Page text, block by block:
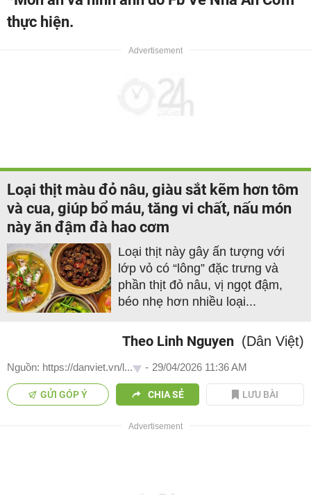
thực hiện.
Loại thịt màu đỏ nâu, giàu sắt kẽm hơn tôm
và cua, giúp bổ máu, tăng vi chất, nấu món
này ăn đậm đà hao cơm
Loại thịt này gây ấn tượng với
lớp vỏ có “lông” đặc trưng và
phần thịt đỏ nâu, vị ngọt đậm,
béo nhẹ hơn nhiều loại...
Theo Linh Nguyen (Dân Việt)
Nguồn: https://danviet.vn/l... - 29/04/2026 11:36 AM
GỬI GÓP Ý CHIA SẺ LƯU BÀI